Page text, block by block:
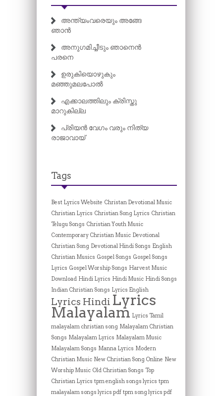
അന്ത്യംവരെയും അങ്ങേ
ഞാൻ
അനുഗമിച്ചീടും ഞാനെൻ
പരനെ
ഉരുകിയൊഴുകും
മഞ്ഞുമലപോൽ
എക്കാലത്തിലും ക്രിസ്തു
മാറുകില്ല
പ്രിയൻ വേഗം വരും നിത്യ
രാജാവായ്
Tags
Best Lyrics Website Christan Devotional Music
Christian Lyrics Christian Song Lyrics Christian
Telugu Songs Christian Youth Music
Contemporary Christian Music Devotional
Christian Song Devotional Hindi Songs English
Christian Musics Gospel Songs Gospel Songs
Lyrics Gospel Worship Songs Harvest Music
Download Hindi Lyrics Hindi Music Hindi Songs
Indian Christian Songs Lyrics English
Lyrics Hindi Lyrics
Malayalam Lyrics Tamil
malayalam christian song Malayalam Christian
Songs Malayalam Lyrics Malayalam Music
Malayalam Songs Manna Lyrics Modern
Christian Music New Christian Song Online New
Worship Music Old Christian Songs Top
Christian Lyrics tpm english songs lyrics tpm
malayalam songs lyrics pdf tpm song lyrics pdf